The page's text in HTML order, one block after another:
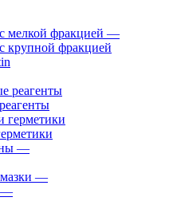
мелкой фракцией —
крупной фракцией
—
—
—